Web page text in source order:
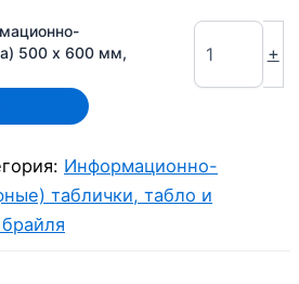
500 x 600 мм,
+
Информационно-
таблички, табло и